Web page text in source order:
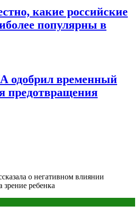
какие российские
популярны в
одобрил временный
предотвращения
о негативном влиянии
зрение ребенка